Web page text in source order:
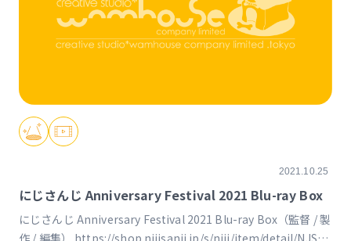
2021.10.25
にじさんじ Anniversary Festival 2021 Blu-ray Box
にじさんじ Anniversary Festival 2021 Blu-ray Box（監督 / 製
作 / 編集） https://shop.nijisanji.jp/s/niji/item/detail/NJSJ-